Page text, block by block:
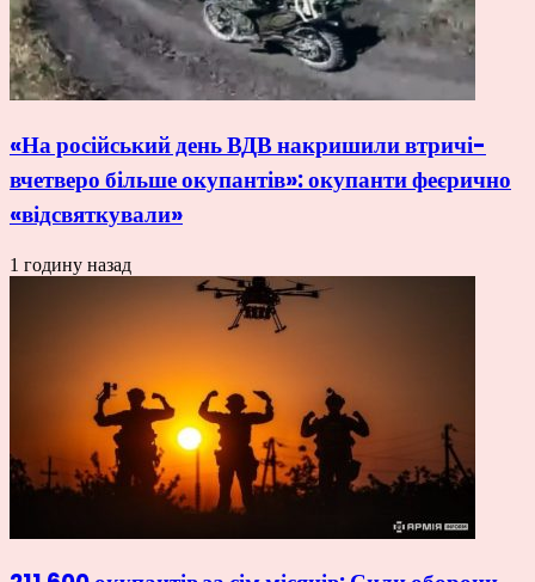
«На російський день ВДВ накришили втричі-
вчетверо більше окупантів»: окупанти феєрично
«відсвяткували»
1 годину назад